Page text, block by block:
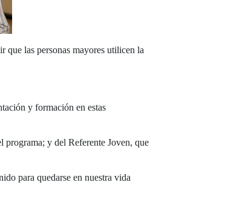
que las personas mayores utilicen la
y formación en estas
programa; y del Referente Joven, que
para quedarse en nuestra vida